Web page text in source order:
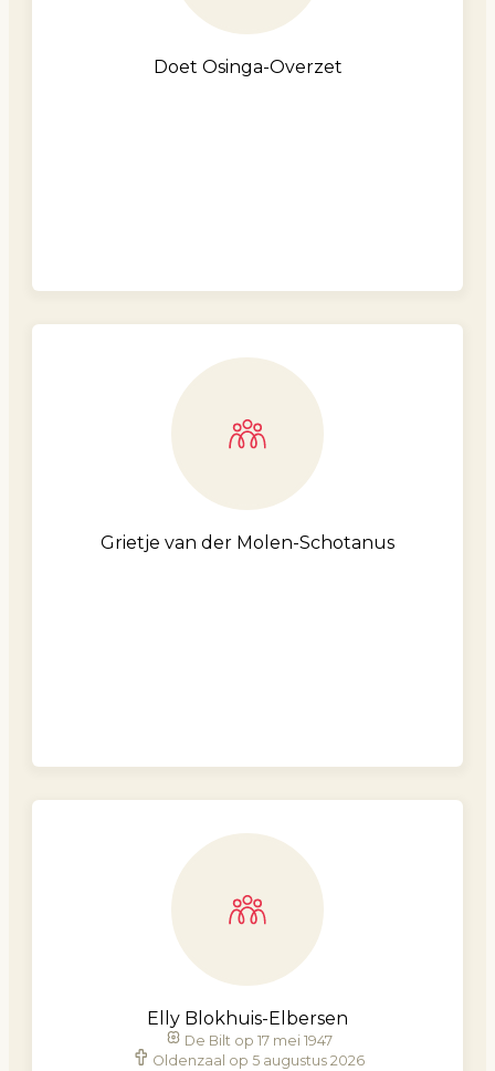
Doet Osinga-Overzet
Grietje van der Molen-Schotanus
Elly Blokhuis-Elbersen
De Bilt op 17 mei 1947
Oldenzaal op 5 augustus 2026